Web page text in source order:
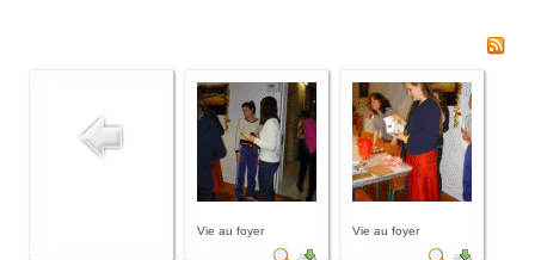
Vie au foyer Vie au foyer